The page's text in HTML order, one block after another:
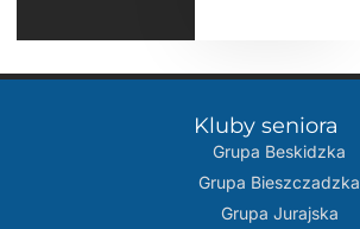
Kluby seniora
Grupa Beskidzka​
Grupa Bieszczadzka
Grupa Jurajska